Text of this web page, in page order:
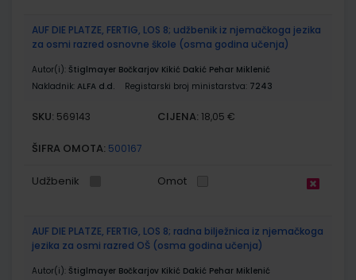
AUF DIE PLATZE, FERTIG, LOS 8; udžbenik iz njemačkoga jezika
za osmi razred osnovne škole (osma godina učenja)
Autor(i): Štiglmayer Bočkarjov Kikić Dakić Pehar Miklenić
Nakladnik: ALFA d.d. Registarski broj ministarstva: 7243
SKU: 569143 CIJENA: 18,05 €
ŠIFRA OMOTA: 500167
Udžbenik Omot
AUF DIE PLATZE, FERTIG, LOS 8; radna bilježnica iz njemačkoga
jezika za osmi razred OŠ (osma godina učenja)
Autor(i): Štiglmayer Bočkarjov Kikić Dakić Pehar Miklenić